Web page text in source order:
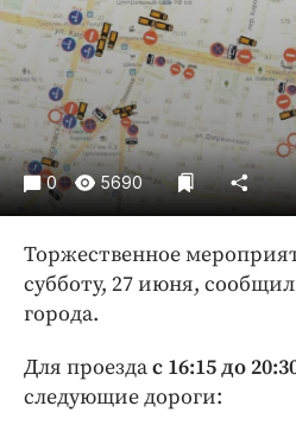
Образование
Общество
Погода
Праздники
Происшествия
Спорт
Экономика и бизнес
ПРОЕКТЫ
Издания
Медиаперсона
0 5690
Торжественное
субботу, 27 июня,
города.
Для проездас 16:15 до
следующие дороги: